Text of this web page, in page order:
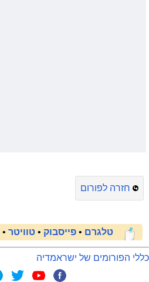
חזרה לפורום
טלגרם • פייסבוק • טוויטר •
כללי הפורומים של ישראמדיה